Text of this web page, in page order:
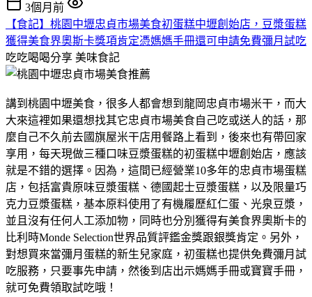
3個月前
【食記】桃園中壢忠貞市場美食初蛋糕中壢創始店，豆漿蛋糕
獲得美食界奧斯卡獎項肯定憑媽媽手冊還可申請免費彌月試吃
吃吃喝喝分享 美味食記
講到桃園中壢美食，很多人都會想到龍岡忠貞市場米干，而大
大來這裡如果還想找其它忠貞市場美食自己吃或送人的話，那
麼自己不久前去國旗屋米干店用餐路上看到，後來也有帶回家
享用，每天現做三種口味豆漿蛋糕的初蛋糕中壢創始店，應該
就是不錯的選擇。因為，這間已經營業10多年的忠貞市場蛋糕
店，包括富貴原味豆漿蛋糕、德國起士豆漿蛋糕，以及限量巧
克力豆漿蛋糕，基本原料使用了有機履歷紅仁蛋、光泉豆漿，
並且沒有任何人工添加物，同時也分別獲得有美食界奧斯卡的
比利時Monde Selection世界品質評鑑金獎跟銀獎肯定。另外，
對想買來當彌月蛋糕的新生兒家庭，初蛋糕也提供免費彌月試
吃服務，只要事先申請，然後到店出示媽媽手冊或寶寶手冊，
就可免費領取試吃哦！